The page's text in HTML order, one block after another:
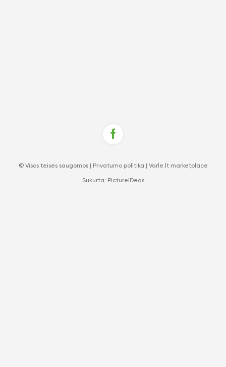
© Visos teisės saugomos | Privatumo politika Varle.lt marketplace
Sukurta: PictureIDeas